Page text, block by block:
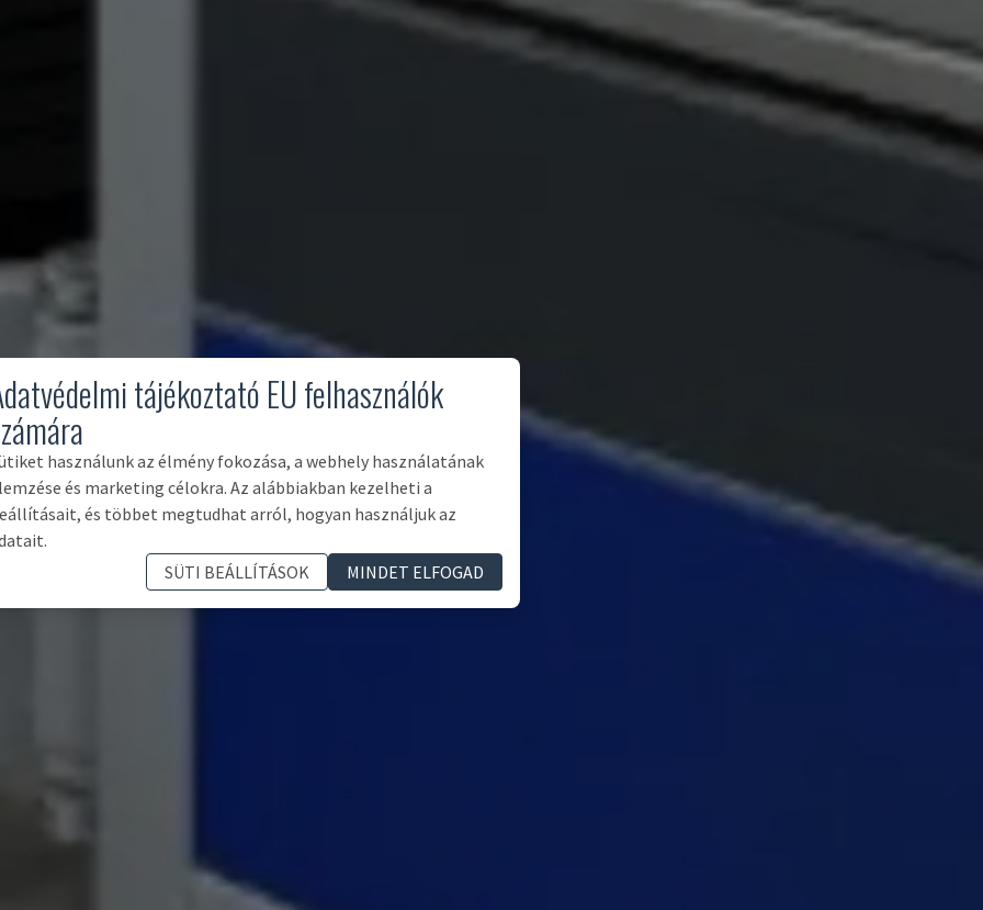
tájékoztató EU felhasználók
használunk az élmény fokozása, a webhely használatának
és marketing célokra. Az alábbiakban kezelheti a
és többet megtudhat arról, hogyan használjuk az
SÜTI BEÁLLÍTÁSOK
MINDET ELFOGAD